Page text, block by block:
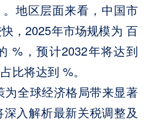
地区层面来看，中国市
，2025年市场规模为 百
%，预计2032年将达到
比将达到 %。
为全球经济格局带来显著
入解析最新关税调整及